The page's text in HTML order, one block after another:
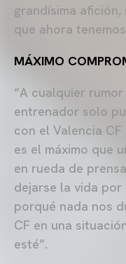
grandísima
que ahora
MÁXIMO
“A cualquier
entrenador solo
con el Valencia
es el máximo que
en rueda de
dejarse la vida
porqué nada nos
CF en una
esté”.